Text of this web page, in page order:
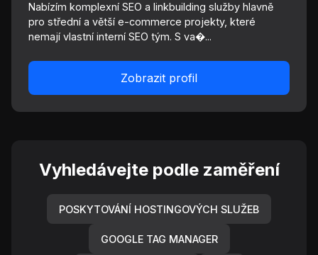
Nabízím komplexní SEO a linkbuilding služby hlavně
pro střední a větší e-commerce projekty, které
nemají vlastní interní SEO tým. S va�...
Zobrazit profil
Vyhledávejte podle zaměření
POSKYTOVÁNÍ HOSTINGOVÝCH SLUŽEB
GOOGLE TAG MANAGER